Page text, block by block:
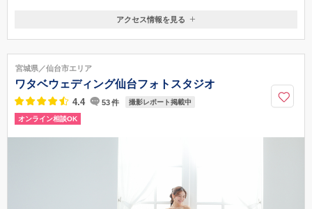
宮城県仙台市青葉区立町23-11高速ビル６F
022-797-8417
アクセス情報を見る
宮城県／仙台市エリア
ワタベウェディング仙台フォトスタジオ
4.4 53件 撮影レポート掲載中
オンライン相談OK